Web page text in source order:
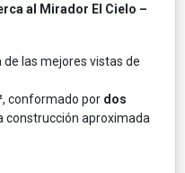
al Mirador El Cielo –
de las mejores vistas de
, conformado por dos
construcción aproximada